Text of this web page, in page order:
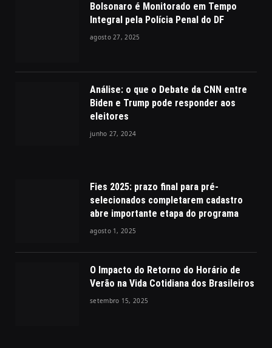
Bolsonaro é Monitorado em Tempo
Integral pela Polícia Penal do DF
agosto 27, 2025
Análise: o que o Debate da CNN entre
Biden e Trump pode responder aos
eleitores
junho 27, 2024
Fies 2025: prazo final para pré-
selecionados completarem cadastro
abre importante etapa do programa
agosto 1, 2025
O Impacto do Retorno do Horário de
Verão na Vida Cotidiana dos Brasileiros
setembro 15, 2025